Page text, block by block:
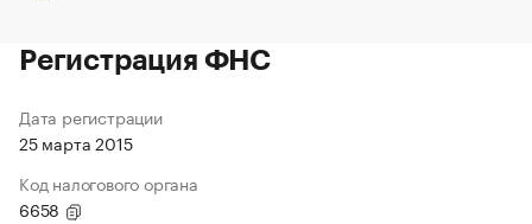
Регистрация ФНС
Дата регистрации
25 марта 2015
Код налогового органа
6658